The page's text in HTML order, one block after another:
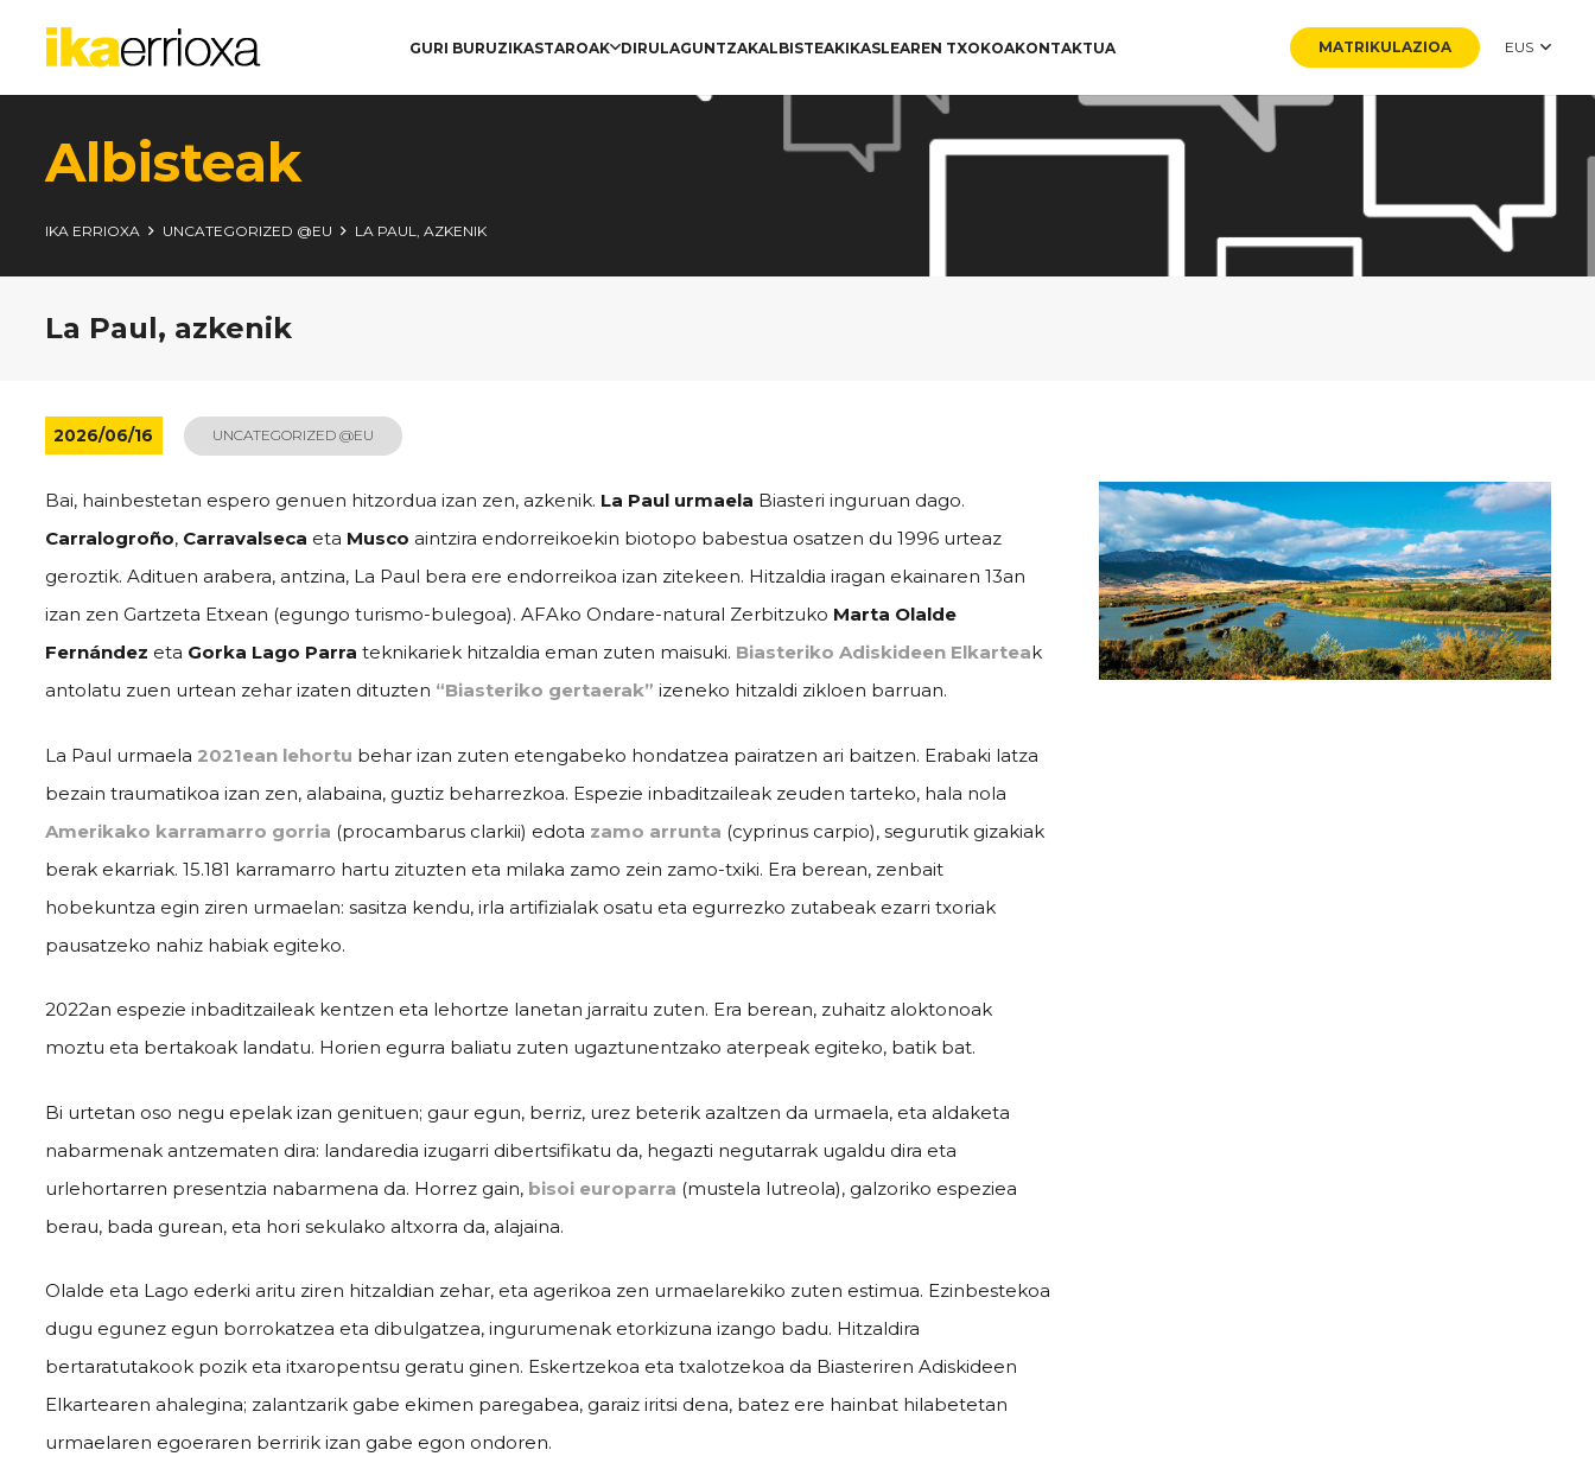
GURI BURUZIKASTAROAK DIRULAGUNTZAKALBISTEAKIKASLEAREN TXOKOAKONTAKTUA MATRIKULAZIOA EUS
Albisteak
IKA ERRIOXA UNCATEGORIZED @EU LA PAUL, AZKENIK
La Paul, azkenik
2026/06/16 UNCATEGORIZED @EU
Bai, hainbestetan espero genuen hitzordua izan zen, azkenik. La Paul urmaela Biasteri inguruan dago.
Carralogroño, Carravalseca eta Musco aintzira endorreikoekin biotopo babestua osatzen du 1996 urteaz
geroztik. Adituen arabera, antzina, La Paul bera ere endorreikoa izan zitekeen. Hitzaldia iragan ekainaren 13an
izan zen Gartzeta Etxean (egungo turismo-bulegoa). AFAko Ondare-natural Zerbitzuko Marta Olalde
Fernández eta Gorka Lago Parra teknikariek hitzaldia eman zuten maisuki. Biasteriko Adiskideen Elkarteak
antolatu zuen urtean zehar izaten dituzten “Biasteriko gertaerak” izeneko hitzaldi zikloen barruan.
La Paul urmaela 2021ean lehortu behar izan zuten etengabeko hondatzea pairatzen ari baitzen. Erabaki latza
bezain traumatikoa izan zen, alabaina, guztiz beharrezkoa. Espezie inbaditzaileak zeuden tarteko, hala nola
Amerikako karramarro gorria (procambarus clarkii) edota zamo arrunta (cyprinus carpio), segurutik gizakiak
berak ekarriak. 15.181 karramarro hartu zituzten eta milaka zamo zein zamo-txiki. Era berean, zenbait
hobekuntza egin ziren urmaelan: sasitza kendu, irla artifizialak osatu eta egurrezko zutabeak ezarri txoriak
pausatzeko nahiz habiak egiteko.
2022an espezie inbaditzaileak kentzen eta lehortze lanetan jarraitu zuten. Era berean, zuhaitz aloktonoak
moztu eta bertakoak landatu. Horien egurra baliatu zuten ugaztunentzako aterpeak egiteko, batik bat.
Bi urtetan oso negu epelak izan genituen; gaur egun, berriz, urez beterik azaltzen da urmaela, eta aldaketa
nabarmenak antzematen dira: landaredia izugarri dibertsifikatu da, hegazti negutarrak ugaldu dira eta
urlehortarren presentzia nabarmena da. Horrez gain, bisoi europarra (mustela lutreola), galzoriko espeziea
berau, bada gurean, eta hori sekulako altxorra da, alajaina.
Olalde eta Lago ederki aritu ziren hitzaldian zehar, eta agerikoa zen urmaelarekiko zuten estimua. Ezinbestekoa
dugu egunez egun borrokatzea eta dibulgatzea, ingurumenak etorkizuna izango badu. Hitzaldira
bertaratutakook pozik eta itxaropentsu geratu ginen. Eskertzekoa eta txalotzekoa da Biasteriren Adiskideen
Elkartearen ahalegina; zalantzarik gabe ekimen paregabea, garaiz iritsi dena, batez ere hainbat hilabetetan
urmaelaren egoeraren berririk izan gabe egon ondoren.